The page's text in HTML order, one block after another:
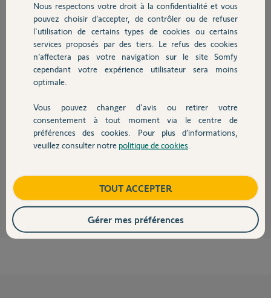
Chauffage
Autres produits
Devis avec un pro
Contact
JOSIANE L.
il y a environ 2 mois
Participer au fil de discussion
Réponses
Je vous invite a reparametre le Wifi de votre kit de connectivité car je ne
le vois pas connecté et je ne peu donc pas faire de manipulation.
il y a environ 2 mois
Nous respectons votre droit à la confidentialité et vous
pouvez choisir d’accepter, de contrôler ou de refuser
l'utilisation de certains types de cookies ou certains
services proposés par des tiers. Le refus des cookies
n’affectera pas votre navigation sur le site Somfy
cependant votre expérience utilisateur sera moins
optimale.
Vous pouvez changer d'avis ou retirer votre
consentement à tout moment via le centre de
préférences des cookies. Pour plus d’informations,
veuillez consulter notre politique de cookies
TOUT ACCEPTER
Gérer mes préférences